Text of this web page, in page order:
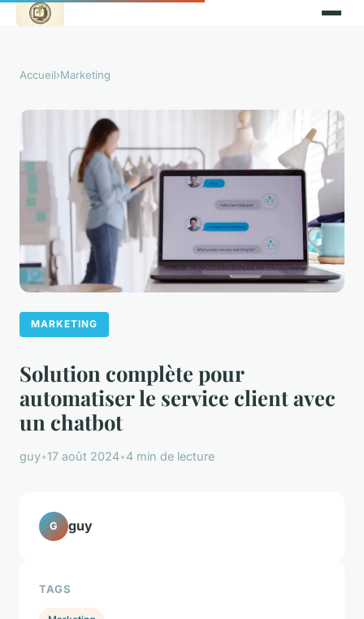
Accueil›Marketing
MARKETING
Solution complète pour
automatiser le service client avec
un chatbot
guy•17 août 2024•4 min de lecture
G guy
TAGS